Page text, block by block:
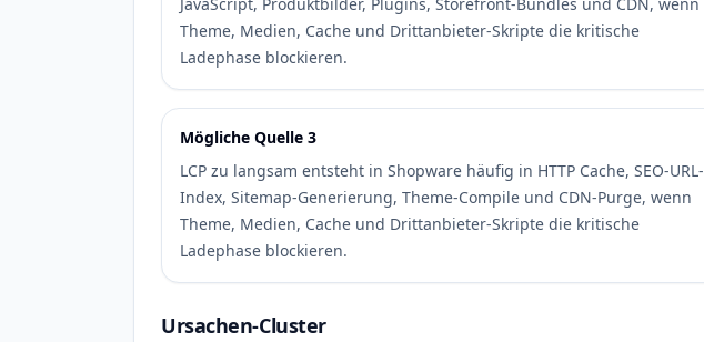
Theme, Medien, Cache und Drittanbieter-Skripte die kritische
Ladephase blockieren.
Mögliche Quelle 3
LCP zu langsam entsteht in Shopware häufig in HTTP Cache, SEO-URL-
Index, Sitemap-Generierung, Theme-Compile und CDN-Purge, wenn
Theme, Medien, Cache und Drittanbieter-Skripte die kritische
Ladephase blockieren.
Ursachen-Cluster